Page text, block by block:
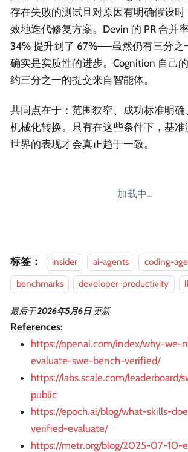
存在失败的测试且对原因有明确假设
效地迭代修复方案。Devin 的 PR 合并
34% 提升到了 67%——虽然仍有三分之
确实是实质性的进步。Cognition 自己
约三分之一的提交来自智能体。
共同点在于：范围狭窄、成功标准明确
机械化转换。只有在这些条件下，基
世界的表现才会真正趋于一致。
加载中…
标签： insider ai-agents
coding-
benchmarks
developer-productivity
最后于2026年5月6日 更新
References:
https://openai.com/index/why-we-
evaluate-swe-bench-verified/
https://labs.scale.com/leaderboard/
public
https://epoch.ai/blog/what-skills-
verified-evaluate/
https://metr.org/blog/2025-07-10-